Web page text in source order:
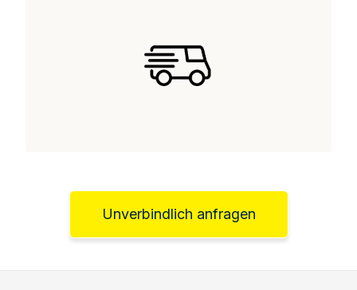
Unverbindlich anfragen